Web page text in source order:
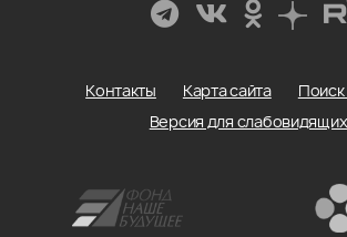
Контакты Карта сайта
Поиск
Версия для слабовидящих